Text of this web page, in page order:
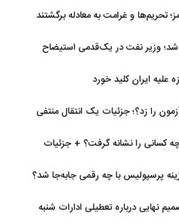
وزیر نفت در یک‌قدمی استیضاح
را زد؟؛ جزئیات یک انتقال منتفی
چه کسانی را نشانه گرفت؟ + جزئیات
پرسپولیس با چه رقمی جابه‌جا شد؟
نهایی درباره تعطیلی ادارات شنبه